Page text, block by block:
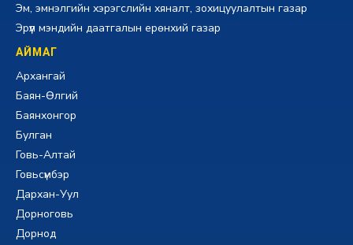
Эм, эмнэлгийн хэрэгслийн хяналт, зохицуулалтын газар
Эрүүл мэндийн даатгалын ерөнхий газар
АЙМАГ
Архангай
Баян-Өлгий
Баянхонгор
Булган
Говь-Алтай
Говьсүмбэр
Дархан-Уул
Дорноговь
Дорнод